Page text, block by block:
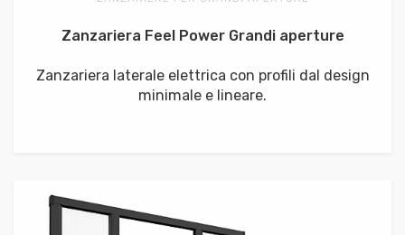
Zanzariera Feel Power Grandi aperture
Zanzariera laterale elettrica con profili dal design
minimale e lineare.